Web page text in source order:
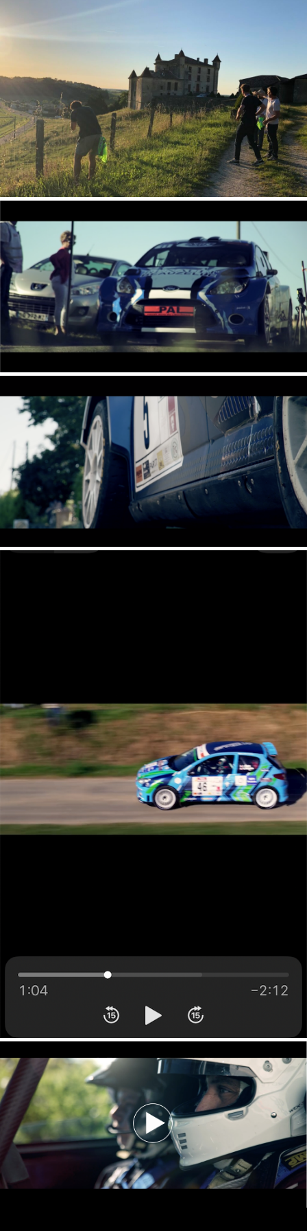
Emilion
Publicité web / Rallye de St Emilion / St
Emilion
Publicité web / Rallye de St Emilion / St
Publicité web / Rallye de St Emilion / St
Emilion